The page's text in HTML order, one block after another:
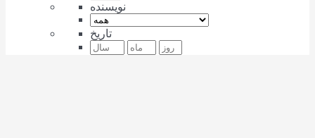
نویسنده
تاریخ